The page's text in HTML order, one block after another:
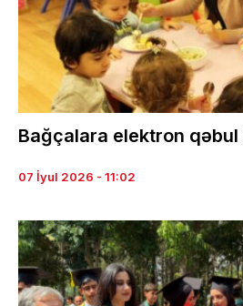
Bağçalara elektron qəbul
07 İyul 2026 - 11:02